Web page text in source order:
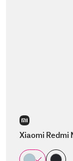
Xiaomi Redmi